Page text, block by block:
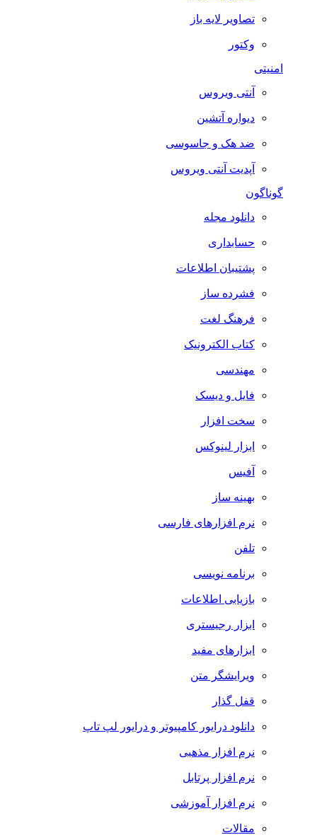
تصاویر لایه باز
وکتور
امنیتی
آنتی ویروس
دیواره آتشین
ضد هک و جاسوسی
آپدیت آنتی ویروس
گوناگون
دانلود مجله
حسابداری
پشتیبان اطلاعات
فشرده ساز
فرهنگ لغت
کتاب الکترونیک
مهندسی
فایل و دیسک
سخت افزار
ابزار لینوکس
آفیس
بهینه ساز
نرم افزارهای فارسی
تلفن
برنامه نویسی
بازیابی اطلاعات
ابزار رجیستری
ابزارهای مفید
ویرایشگر متن
قفل گذار
دانلود درایور کامپیوتر و درایور لپ تاپ
نرم افزار مذهبی
نرم افزار پرتابل
نرم افزار آموزشی
مقالات